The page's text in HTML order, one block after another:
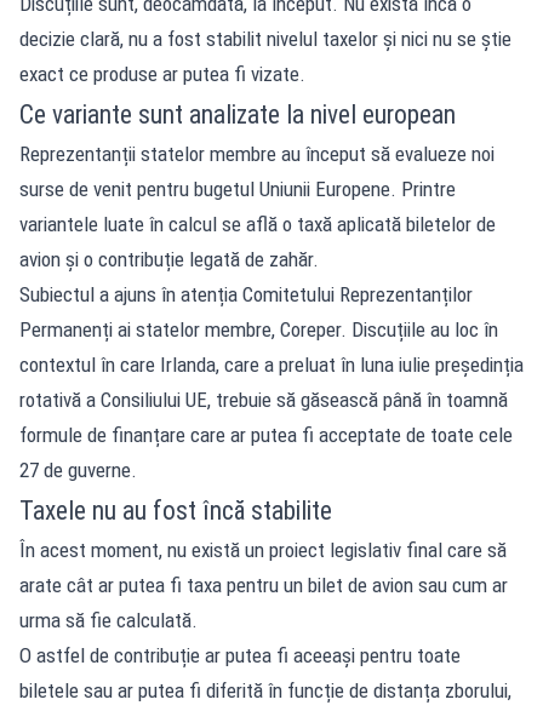
decizie clară, nu a fost stabilit nivelul taxelor și nici nu se știe
exact ce produse ar putea fi vizate.
Ce variante sunt analizate la nivel european
Reprezentanții statelor membre au început să evalueze noi
surse de venit pentru bugetul Uniunii Europene. Printre
variantele luate în calcul se află o taxă aplicată biletelor de
avion și o contribuție legată de zahăr.
Subiectul a ajuns în atenția Comitetului Reprezentanților
Permanenți ai statelor membre, Coreper. Discuțiile au loc în
contextul în care Irlanda, care a preluat în luna iulie președinția
rotativă a Consiliului UE, trebuie să găsească până în toamnă
formule de finanțare care ar putea fi acceptate de toate cele
27 de guverne.
Taxele nu au fost încă stabilite
În acest moment, nu există un proiect legislativ final care să
arate cât ar putea fi taxa pentru un bilet de avion sau cum ar
urma să fie calculată.
O astfel de contribuție ar putea fi aceeași pentru toate
biletele sau ar putea fi diferită în funcție de distanța zborului,